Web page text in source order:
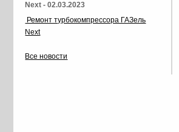
Next - 02.03.2023
Ремонт турбокомпрессора ГАЗель
Next
Все новости